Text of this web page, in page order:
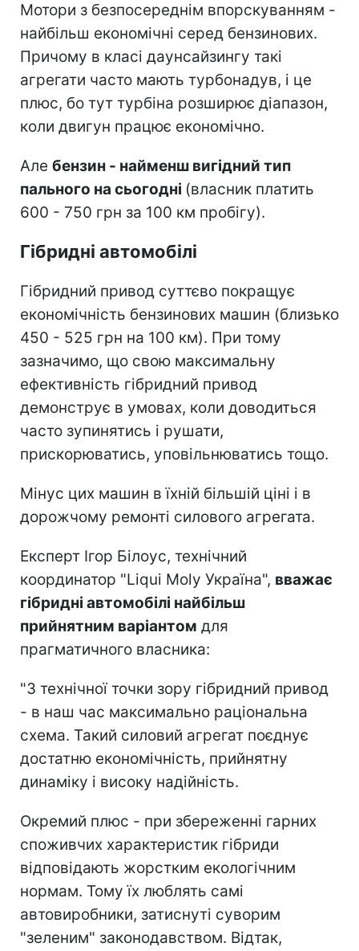
Мотори з безпосереднім впорскуванням -
найбільш економічні серед бензинових.
Причому в класі даунсайзингу такі
агрегати часто мають турбонадув, і це
плюс, бо тут турбіна розширює діапазон,
коли двигун працює економічно.
Але бензин - найменш вигідний тип
пального на сьогодні (власник платить
600 - 750 грн за 100 км пробігу).
Гібридні автомобілі
Гібридний привод суттєво покращує
економічність бензинових машин (близько
450 - 525 грн на 100 км). При тому
зазначимо, що свою максимальну
ефективність гібридний привод
демонструє в умовах, коли доводиться
часто зупинятись і рушати,
прискорюватись, уповільнюватись тощо.
Мінус цих машин в їхній більшій ціні і в
дорожчому ремонті силового агрегата.
Експерт Ігор Білоус, технічний
координатор "Liqui Moly Україна", вважає
гібридні автомобілі найбільш
прийнятним варіантом для
прагматичного власника:
"З технічної точки зору гібридний привод
- в наш час максимально раціональна
схема. Такий силовий агрегат поєднує
достатню економічність, прийнятну
динаміку і високу надійність.
Окремий плюс - при збереженні гарних
споживчих характеристик гібриди
відповідають жорстким екологічним
нормам. Тому їх люблять самі
автовиробники, затиснуті суворим
"зеленим" законодавством. Відтак,